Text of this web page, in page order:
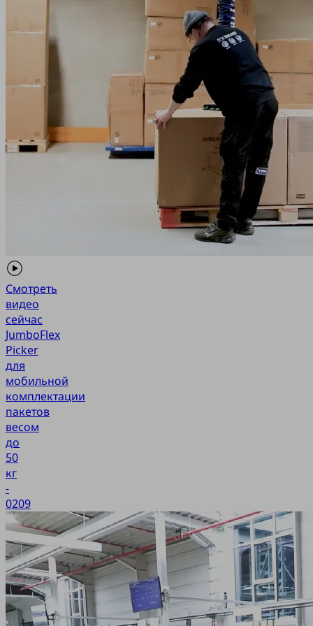
Смотреть
видео
сейчас
JumboFlex
Picker
для
мобильной
комплектации
пакетов
весом
до
50
кг
-
0209